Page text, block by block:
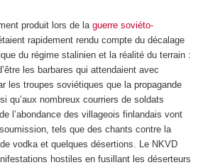
produit lors de la guerre soviéto-
rapidement rendu compte du décalage
du régime stalinien et la réalité du terrain :
les barbares qui attendaient avec
les troupes soviétiques que la propagande
qu’aux nombreux courriers de soldats
l’abondance des villageois finlandais vont
tels que des chants contre la
vodka et quelques désertions. Le NKVD
hostiles en fusillant les déserteurs